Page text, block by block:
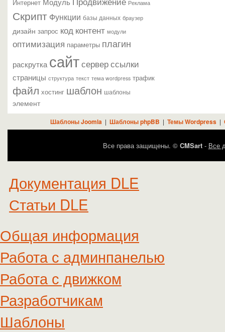
Интернет Реклама
Скрипт Функции базы данных браузер
дизайн запрос код контент модули
оптимизация параметры плагин
раскрутка сайтсерверссылки
страницы структура текст тема wordpress трафик
файл хостинг шаблон шаблоны
элемент
Шаблоны Joomla | Шаблоны phpBB | Темы Wordpress|
Все права защищены. © CMSart- Все
Документация DLE
Статьи DLE
Общая информация
Работа с админпанелью
Работа с движком
Разработчикам
Шаблоны